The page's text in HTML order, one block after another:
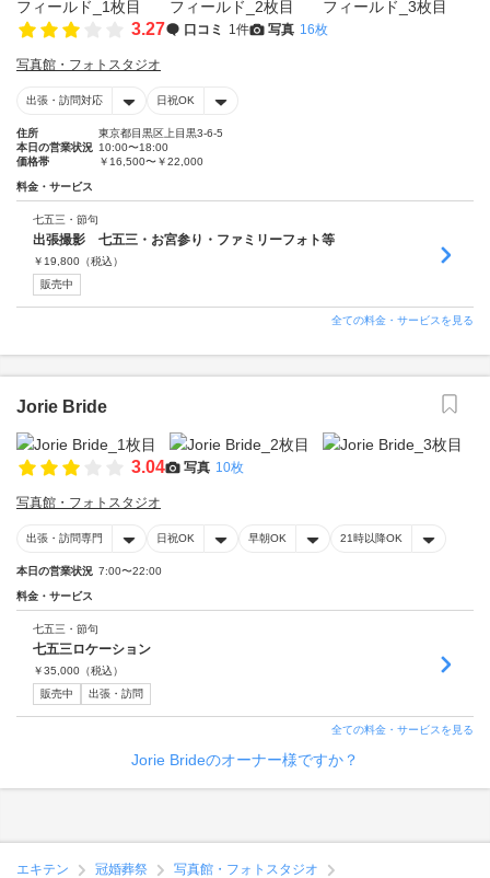
3.27 口コミ 1件 写真 16枚
写真館・フォトスタジオ
出張・訪問対応 日祝OK
住所
東京都目黒区上目黒3-6-5
本日の営業状況 10:00〜18:00
価格帯
￥16,500〜￥22,000
料金・サービス
七五三・節句
出張撮影 七五三・お宮参り・ファミリーフォト等
￥ 19,800 （税込）
販売中
全ての料金・サービスを見る
Jorie Bride
3.04 写真 10枚
写真館・フォトスタジオ
出張・訪問専門 日祝OK 早朝OK 21時以降OK
本日の営業状況 7:00〜22:00
料金・サービス
七五三・節句
七五三ロケーション
￥35,000 （税込）
販売中
出張・訪問
全ての料金・サービスを見る
Jorie Brideのオーナー様ですか？
エキテン 冠婚葬祭
写真館・フォトスタジオ